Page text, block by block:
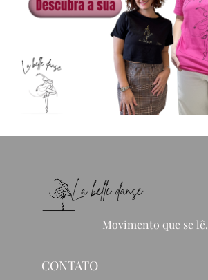
Movimento que se lê.
CONTATO